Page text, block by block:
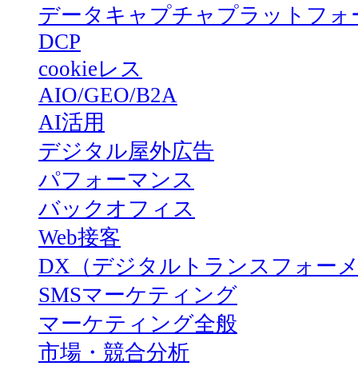
データキャプチャプラットフォ
DCP
cookieレス
AIO/GEO/B2A
AI活用
デジタル屋外広告
パフォーマンス
バックオフィス
Web接客
DX（デジタルトランスフォー
SMSマーケティング
マーケティング全般
市場・競合分析